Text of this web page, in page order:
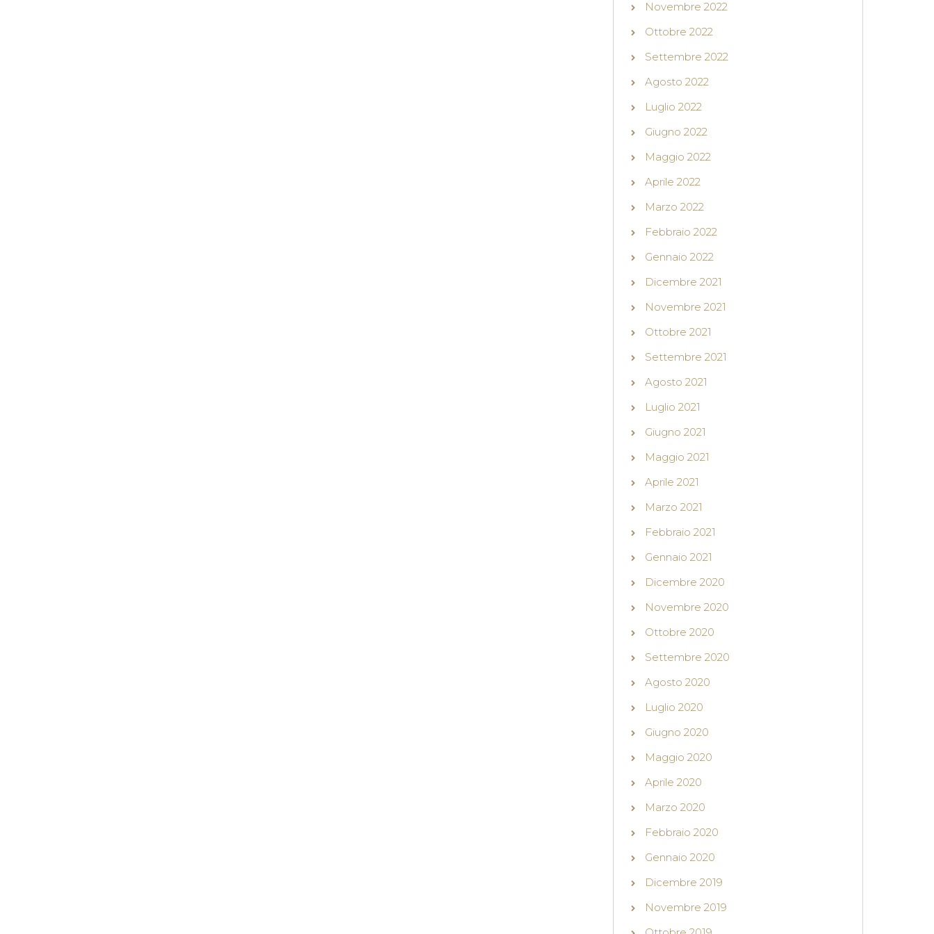
Novembre 2022
Ottobre 2022
Settembre 2022
Agosto 2022
Luglio 2022
Giugno 2022
Maggio 2022
Aprile 2022
Marzo 2022
Febbraio 2022
Gennaio 2022
Dicembre 2021
Novembre 2021
Ottobre 2021
Settembre 2021
Agosto 2021
Luglio 2021
Giugno 2021
Maggio 2021
Aprile 2021
Marzo 2021
Febbraio 2021
Gennaio 2021
Dicembre 2020
Novembre 2020
Ottobre 2020
Settembre 2020
Agosto 2020
Luglio 2020
Giugno 2020
Maggio 2020
Aprile 2020
Marzo 2020
Febbraio 2020
Gennaio 2020
Dicembre 2019
Novembre 2019